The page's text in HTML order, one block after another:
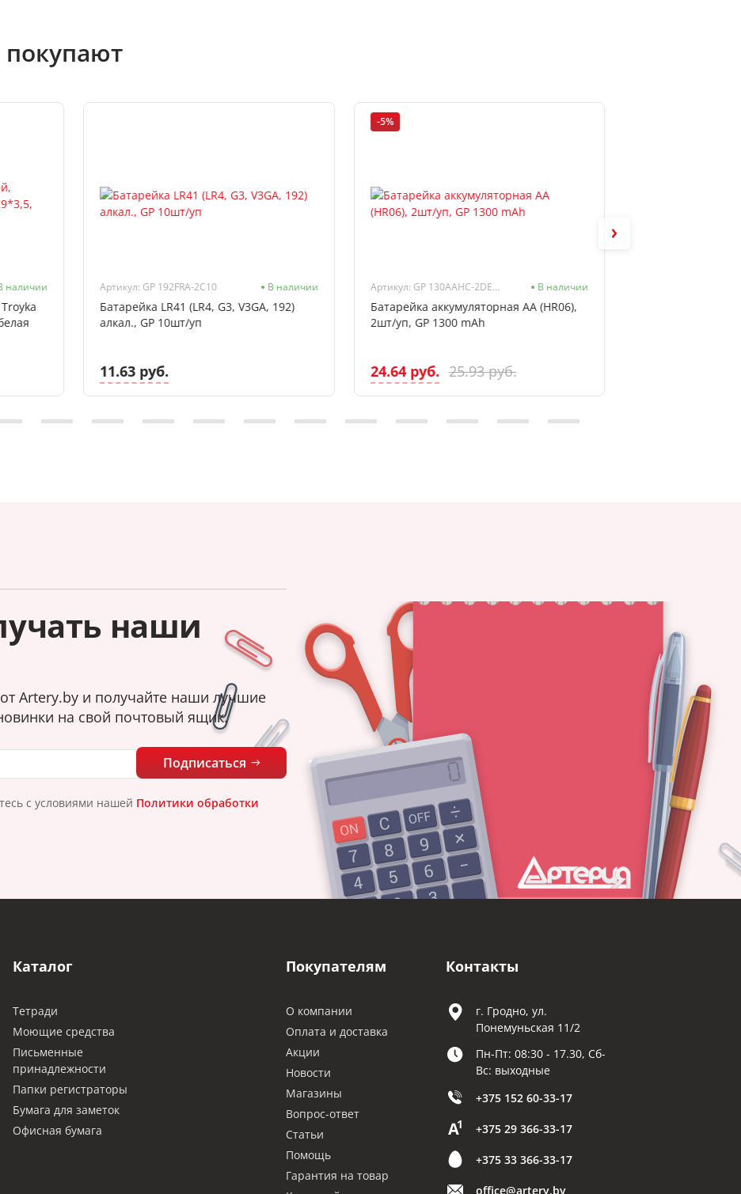
наличии Артикул: GP 192FRA-2C10 В наличии
Батарейка LR41 (LR4, G3, V3GA, 192)
алкал., GP 10шт/уп
11.63 руб.
-5%
Артикул: GP 130AAHC-2DECRC2 В наличии
Батарейка аккумуляторная AA (HR06),
2шт/уп, GP 1300 mAh
24.64 руб. 25.93 руб.
наши
Artery.by и получайте наши лучшие
на свой почтовый ящик.
Подписаться
с условиями нашей Политики обработки
Каталог
Тетради
Моющие средства
Письменные
принадлежности
Папки регистраторы
Бумага для заметок
Офисная бумага
Покупателям
О компании
Оплата и доставка
Акции
Новости
Магазины
Вопрос-ответ
Статьи
Помощь
Гарантия на товар
Контакты
г. Гродно, ул.
Понемуньская 11/2
Пн-Пт: 08:30 - 17.30, Сб-
Вс: выходные
+375 152 60-33-17
+375 29 366-33-17
+375 33 366-33-17
office@artery.by